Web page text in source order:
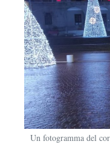
Un fotogramma del